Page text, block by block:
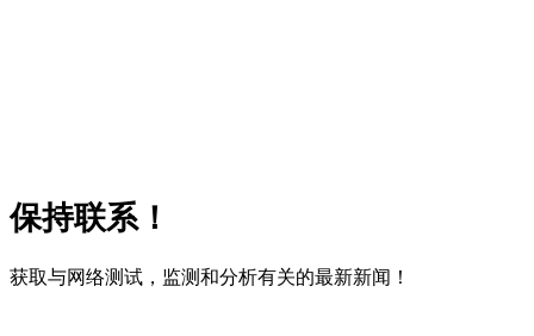
保持联系！
获取与网络测试，监测和分析有关的最新新闻！